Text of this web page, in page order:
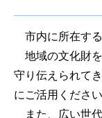
市内に所在する
地域の文化財
守り伝えられて
にご活用ください
また、広い世